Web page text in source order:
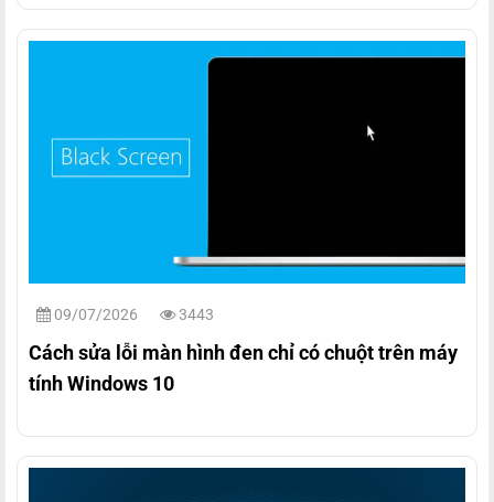
09/07/2026 3443
Cách sửa lỗi màn hình đen chỉ có chuột trên máy
tính Windows 10